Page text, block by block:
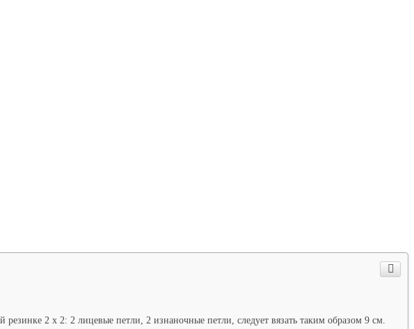
2 х 2: 2 лицевые петли, 2 изнаночные петли, следует вязать таким образом 9 см.